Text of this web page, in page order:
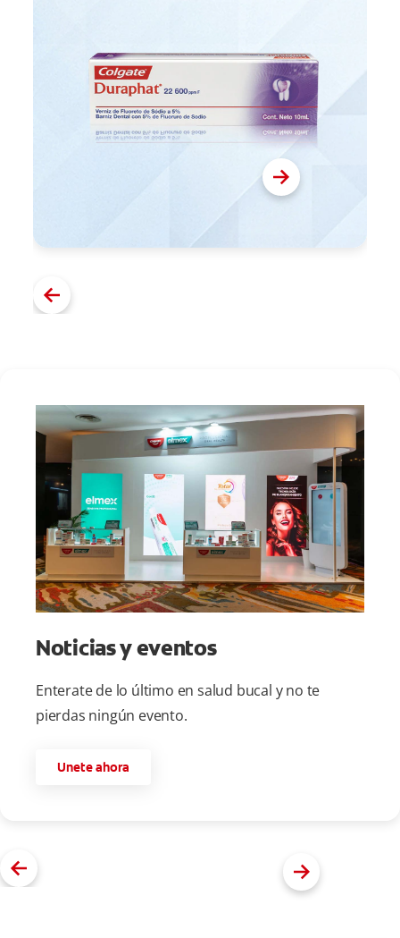
Noticias y eventos
Enterate de lo último en salud bucal y no te
pierdas ningún evento.
Unete ahora